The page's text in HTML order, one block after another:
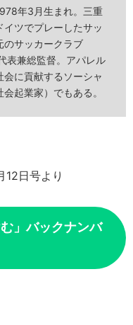
年3月生まれ。三重
ツでプレーしたサッ
のサッカークラブ
表兼総監督。アパレル
に貢献するソーシャ
起業家）でもある。
日号より
」バックナンバ